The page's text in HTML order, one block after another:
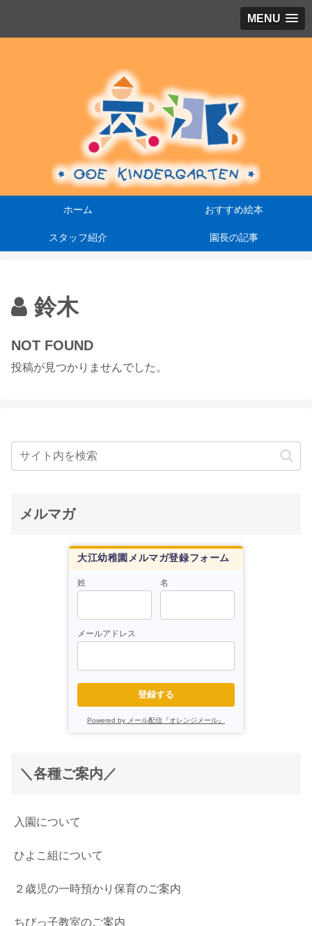
MENU
ホーム おすすめ絵本
スタッフ紹介 園長の記事
鈴木
NOT FOUND
投稿が見つかりませんでした。
メルマガ
大江幼稚園メルマガ登録フォーム
姓 名
メールアドレス
登録する
Powered by メール配信『オレンジメール』
＼各種ご案内／
入園について
ひよこ組について
２歳児の一時預かり保育のご案内
ちびっ子教室のご案内